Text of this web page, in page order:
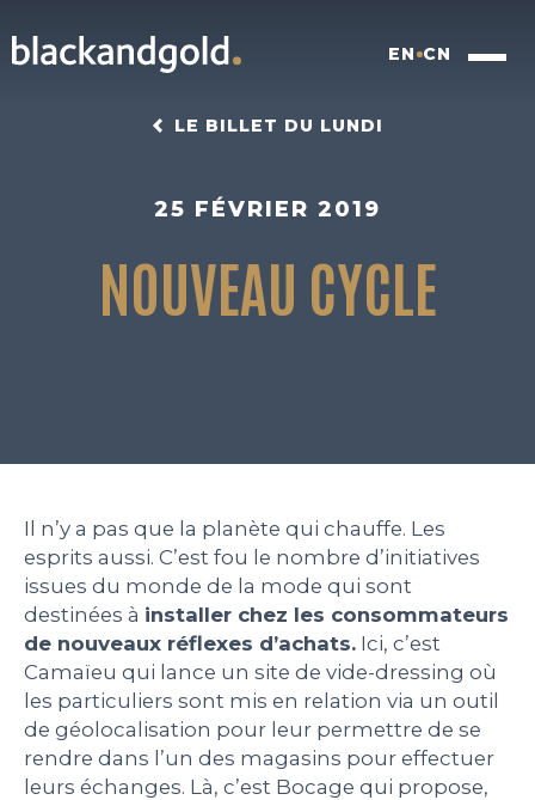
EN CN
INSIGHTFUL BRANDING
BLACKBOX
WORK
PEOPLE
LE BILLET DU LUNDI
CONTACT
LE BILLET DU LUNDI
25 FÉVRIER 2019
NOUVEAU CYCLE
Il n’y a pas que la planète qui chauffe. Les
esprits aussi. C’est fou le nombre d’initiatives
issues du monde de la mode qui sont
destinées à installer chez les consommateurs
de nouveaux réflexes d’achats. Ici, c’est
Camaïeu qui lance un site de vide-dressing où
les particuliers sont mis en relation via un outil
de géolocalisation pour leur permettre de se
rendre dans l’un des magasins pour effectuer
leurs échanges. Là, c’est Bocage qui propose,